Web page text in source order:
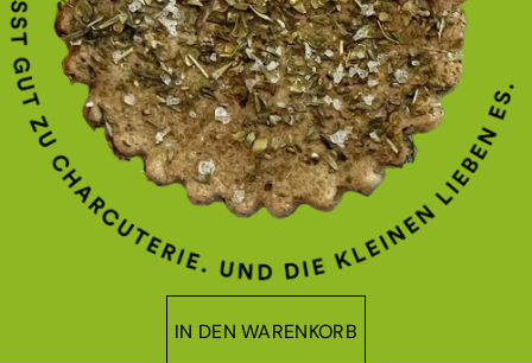
IN DEN WARENKORB